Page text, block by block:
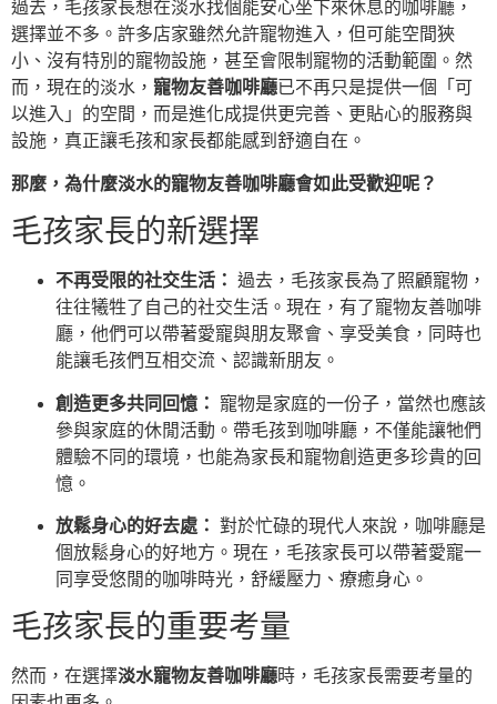
過去，毛孩家長想在淡水找個能安心坐下來休息的咖啡廳，
選擇並不多。許多店家雖然允許寵物進入，但可能空間狹
小、沒有特別的寵物設施，甚至會限制寵物的活動範圍。然
而，現在的淡水， 寵物友善咖啡廳已不再只是提供一個「可
以進入」的空間，而是進化成提供更完善、更貼心的服務與
設施，真正讓毛孩和家長都能感到舒適自在。
那麼，為什麼淡水的寵物友善咖啡廳會如此受歡迎呢？
毛孩家長的新選擇
不再受限的社交生活： 過去，毛孩家長為了照顧寵物，
往往犧牲了自己的社交生活。現在，有了寵物友善咖啡
廳，他們可以帶著愛寵與朋友聚會、享受美食，同時也
能讓毛孩們互相交流、認識新朋友。
創造更多共同回憶： 寵物是家庭的一份子，當然也應該
參與家庭的休閒活動。帶毛孩到咖啡廳，不僅能讓牠們
體驗不同的環境，也能為家長和寵物創造更多珍貴的回
憶。
放鬆身心的好去處： 對於忙碌的現代人來說，咖啡廳是
個放鬆身心的好地方。現在，毛孩家長可以帶著愛寵一
同享受悠閒的咖啡時光，舒緩壓力、療癒身心。
毛孩家長的重要考量
然而，在選擇淡水寵物友善咖啡廳時，毛孩家長需要考量的